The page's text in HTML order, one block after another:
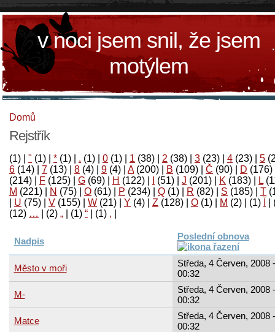
v noci jsem snil, že jsem
motýlem
Domů
Rejstřík
(1) " (1) * (1) . (1) 0 (1) 1 (38) 2 (38) 3 (23) 4 (23) 5
6 (14) 7 (13) 8 (4) 9 (4) A(200) B (109) Č (90) D (176)
(214)
F (125) G (69) H (122) (51) J (201) K (183) L
M (221) N (75) O (61) P (234) Q (1) R (82) S (185) T
U (75) V (155) W (21) Y (4) Z (128) Ο (1) М (2)
(1)
‚
(1)
“
(1)
„
(2)
…
(12)
Nadpis Poslední obnova
Město v moři
Středa, 4 Červen, 2008 -
00:32
M-
Středa, 4 Červen, 2008 -
00:32
Matce
Středa, 4 Červen, 2008 -
00:32